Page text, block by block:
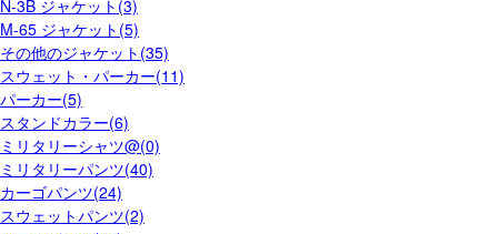
N-3B ジャケット(3)
M-65 ジャケット(5)
その他のジャケット(35)
スウェット・パーカー(11)
パーカー(5)
スタンドカラー(6)
ミリタリーシャツ@(0)
ミリタリーパンツ(40)
カーゴパンツ(24)
スウェットパンツ(2)